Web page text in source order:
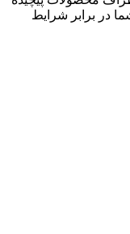
در برابر شرایط